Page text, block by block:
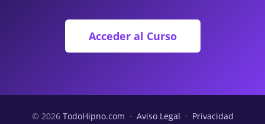
Acceder al Curso
© 2026 TodoHipno.com · Aviso Legal · Privacidad